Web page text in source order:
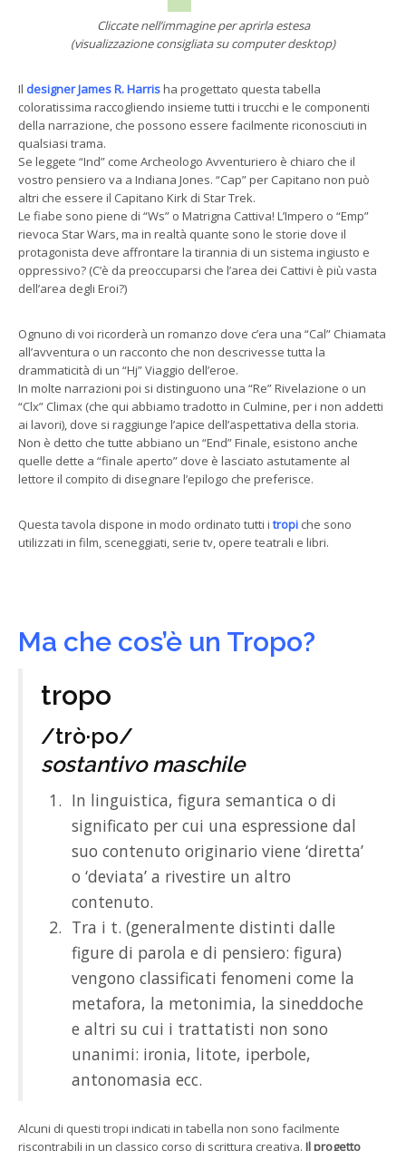
Cliccate nell’immagine per aprirla estesa
(visualizzazione consigliata su computer desktop)
Il designer James R. Harrisha progettato questa tabella
coloratissima raccogliendo insieme tutti i trucchi e le componenti
della narrazione, che possono essere facilmente riconosciuti in
qualsiasi trama.
Se leggete “Ind” come Archeologo Avventuriero è chiaro che il
vostro pensiero va a Indiana Jones. “Cap” per Capitano non può
altri che essere il Capitano Kirk di Star Trek.
Le fiabe sono piene di “Ws” o Matrigna Cattiva! L’Impero o “Emp”
rievoca Star Wars, ma in realtà quante sono le storie dove il
protagonista deve affrontare la tirannia di un sistema ingiusto e
oppressivo? (C’è da preoccuparsi che l’area dei Cattivi è più vasta
dell’area degli Eroi?)
Ognuno di voi ricorderà un romanzo dove c’era una “Cal” Chiamata
all’avventura o un racconto che non descrivesse tutta la
drammaticità di un “Hj” Viaggio dell’eroe.
In molte narrazioni poi si distinguono una “Re” Rivelazione o un
“Clx” Climax (che qui abbiamo tradotto in Culmine, per i non addetti
ai lavori), dove si raggiunge l’apice dell’aspettativa della storia.
Non è detto che tutte abbiano un “End” Finale, esistono anche
quelle dette a “finale aperto” dove è lasciato astutamente al
lettore il compito di disegnare l’epilogo che preferisce.
Questa tavola dispone in modo ordinato tutti i tropi che sono
utilizzati in film, sceneggiati, serie tv, opere teatrali e libri.
Ma che cos’è un Tropo?
tropo
/trò·po/
sostantivo maschile
In linguistica, figura semantica o di
significato per cui una espressione dal
suo contenuto originario viene ‘diretta’
o ‘deviata’ a rivestire un altro
contenuto.
Tra i t. (generalmente distinti dalle
figure di parola e di pensiero: figura)
vengono classificati fenomeni come la
metafora, la metonimia, la sineddoche
e altri su cui i trattatisti non sono
unanimi: ironia, litote, iperbole,
antonomasia ecc.
Alcuni di questi tropi indicati in tabella non sono facilmente
riscontrabili in un classico corso di scrittura creativa. Il progetto